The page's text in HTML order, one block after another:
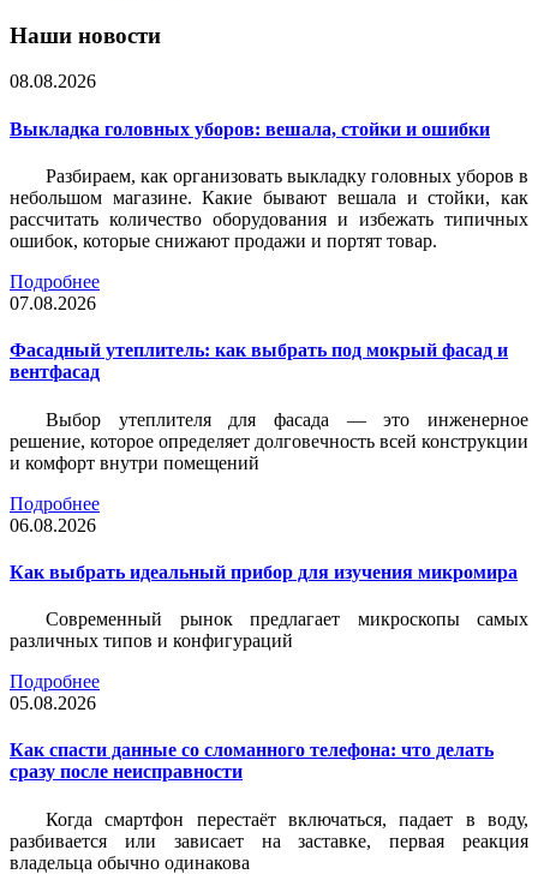
Наши новости
08.08.2026
Выкладка головных уборов: вешала, стойки и ошибки
Разбираем, как организовать выкладку головных уборов в
небольшом магазине. Какие бывают вешала и стойки, как
рассчитать количество оборудования и избежать типичных
ошибок, которые снижают продажи и портят товар.
Подробнее
07.08.2026
Фасадный утеплитель: как выбрать под мокрый фасад и
вентфасад
Выбор утеплителя для фасада — это инженерное
решение, которое определяет долговечность всей конструкции
и комфорт внутри помещений
Подробнее
06.08.2026
Как выбрать идеальный прибор для изучения микромира
Современный рынок предлагает микроскопы самых
различных типов и конфигураций
Подробнее
05.08.2026
Как спасти данные со сломанного телефона: что делать
сразу после неисправности
Когда смартфон перестаёт включаться, падает в воду,
разбивается или зависает на заставке, первая реакция
владельца обычно одинакова